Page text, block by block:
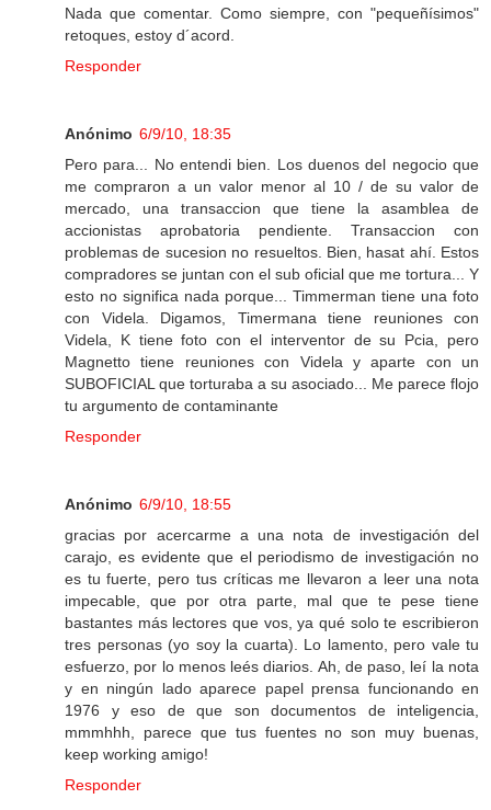
Nada que comentar. Como siempre, con "pequeñísimos"
retoques, estoy d´acord.
Responder
Anónimo 6/9/10, 18:35
Pero para... No entendi bien. Los duenos del negocio que
me compraron a un valor menor al 10 / de su valor de
mercado, una transaccion que tiene la asamblea de
accionistas aprobatoria pendiente. Transaccion con
problemas de sucesion no resueltos. Bien, hasat ahí. Estos
compradores se juntan con el sub oficial que me tortura... Y
esto no significa nada porque... Timmerman tiene una foto
con Videla. Digamos, Timermana tiene reuniones con
Videla, K tiene foto con el interventor de su Pcia, pero
Magnetto tiene reuniones con Videla y aparte con un
SUBOFICIAL que torturaba a su asociado... Me parece flojo
tu argumento de contaminante
Responder
Anónimo 6/9/10, 18:55
gracias por acercarme a una nota de investigación del
carajo, es evidente que el periodismo de investigación no
es tu fuerte, pero tus críticas me llevaron a leer una nota
impecable, que por otra parte, mal que te pese tiene
bastantes más lectores que vos, ya qué solo te escribieron
tres personas (yo soy la cuarta). Lo lamento, pero vale tu
esfuerzo, por lo menos leés diarios. Ah, de paso, leí la nota
y en ningún lado aparece papel prensa funcionando en
1976 y eso de que son documentos de inteligencia,
mmmhhh, parece que tus fuentes no son muy buenas,
keep working amigo!
Responder